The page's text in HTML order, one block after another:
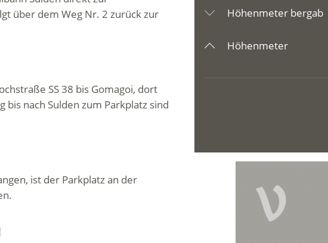
über dem Weg Nr. 2 zurück zur
SS 38 bis Gomagoi, dort
bis nach Sulden zum Parkplatz sind
ist der Parkplatz an der
Höhenmeter bergab
Höhenmeter
V